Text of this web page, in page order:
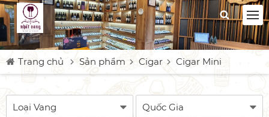
Trang chủ Sản phẩm Cigar Cigar Mini